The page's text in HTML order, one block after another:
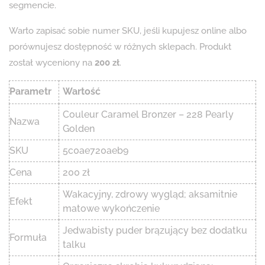
segmencie.
Warto zapisać sobie numer SKU, jeśli kupujesz online albo
porównujesz dostępność w różnych sklepach. Produkt
został wyceniony na 200 zł.
Parametr Wartość
Nazwa
Couleur Caramel Bronzer – 228 Pearly
Golden
SKU
5c0ae720aeb9
Cena
200 zł
Efekt
Wakacyjny, zdrowy wygląd; aksamitnie
matowe wykończenie
Formuła
Jedwabisty puder brązujący bez dodatku
talku